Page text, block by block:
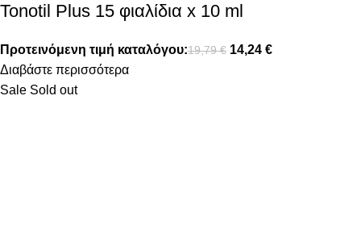
Tonotil Plus 15 φιαλίδια x 10 ml
Προτεινόμενη τιμή καταλόγου:19,79€ 14,24 €
Διαβάστε περισσότερα
Sale Sold out